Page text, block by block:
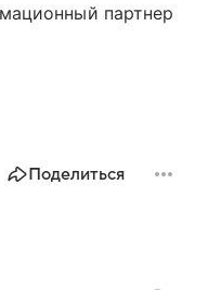
партнер
Поделиться